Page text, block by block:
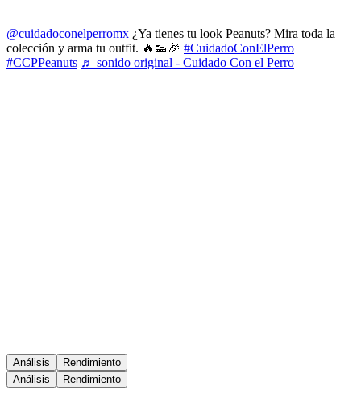
@cuidadoconelperromx ¿Ya tienes tu look Peanuts? Mira toda la
colección y arma tu outfit. 🔥👟🎉 #CuidadoConElPerro
#CCPPeanuts ♬ sonido original - Cuidado Con el Perro
Análisis
Rendimiento
Análisis
Rendimiento